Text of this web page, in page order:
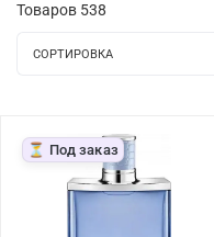
Товаров 538
СОРТИРОВКА
⏳ Под заказ